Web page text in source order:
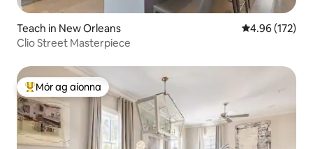
Teach in New Orleans Meánrátáil
4.96 (172)
Clio Street Masterpiece
An-mhór ag aíonna
Mór ag aíonna